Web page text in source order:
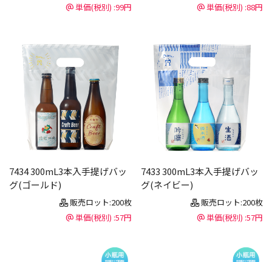
単価(税別) :99円
単価(税別) :88円
7434 300mL3本入手提げバッ
グ(ゴールド)
販売ロット:200枚
単価(税別) :57円
7433 300mL3本入手提げバッ
グ(ネイビー)
販売ロット:200枚
単価(税別) :57円